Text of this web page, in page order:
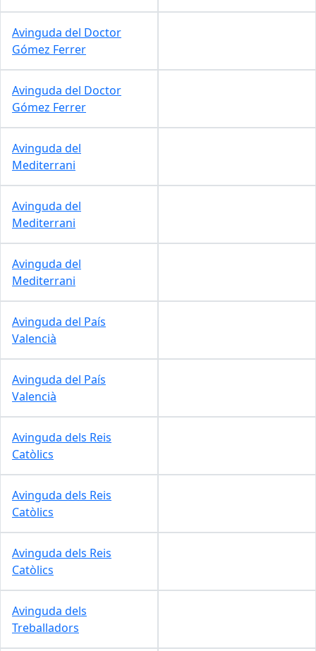
Avinguda del Doctor
Gómez Ferrer
Avinguda del Doctor
Gómez Ferrer
Avinguda del
Mediterrani
Avinguda del
Mediterrani
Avinguda del
Mediterrani
Avinguda del País
Valencià
Avinguda del País
Valencià
Avinguda dels Reis
Catòlics
Avinguda dels Reis
Catòlics
Avinguda dels Reis
Catòlics
Avinguda dels
Treballadors